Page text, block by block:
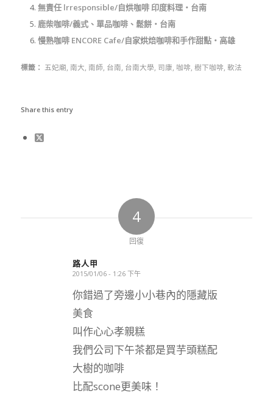
無責任 lrresponsible/自烘咖啡 印度料理‧台南
鹿柴咖啡/義式、單品咖啡、鬆餅‧台南
慢熟咖啡 ENCORE Cafe/自家烘焙咖啡和手作甜點‧高雄
標籤： 五妃廟 南大 南師 台南 台南大學 司康 咖啡 樹下咖啡 軟法
Share this entry
4
回復
路人甲
says:
2015/01/06 - 1:26 下午
你錯過了旁邊小小巷內的隱藏版
美食
叫作心心孝親糕
我們公司下午茶都是買芋頭糕配
大樹的咖啡
比配scone更美味！